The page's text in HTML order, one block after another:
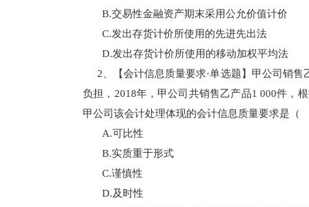
B.交易性金融资产期末采用公允价值计价
C.发出存货计价所使用的先进先出法
D.发出存货计价所使用的移动加权平均法
2、【会计信息质量要求·单选题】甲公司销
负担，2018年，甲公司共销售乙产品1 000件，
甲公司该会计处理体现的会计信息质量要求是
A.可比性
B.实质重于形式
C.谨慎性
D.及时性